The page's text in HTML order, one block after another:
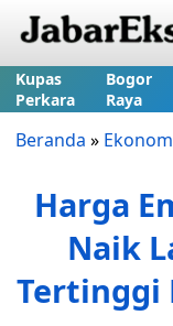
Kupas
Perkara
Bogor
Raya
Beranda »
Harga
Naik
Tertinggi